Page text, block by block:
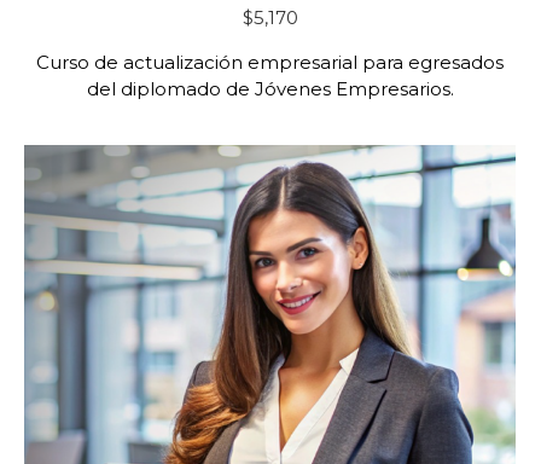
$5,170
Curso de actualización empresarial para egresados
del diplomado de Jóvenes Empresarios.